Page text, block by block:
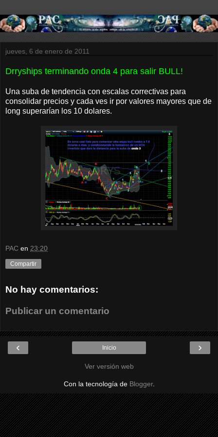
jueves, 6 de enero de 2011
Drryships terminando onda 4 para salir BULL!
Una suba de tendencia con escalas correctivas para
consolidar precios y cada ves ir por valores mayores que de
long superarían los 10 dolares.
PAC en 23:20
Compartir
No hay comentarios:
Publicar un comentario
‹ ›
Inicio
Ver versión web
Con la tecnología de Blogger.